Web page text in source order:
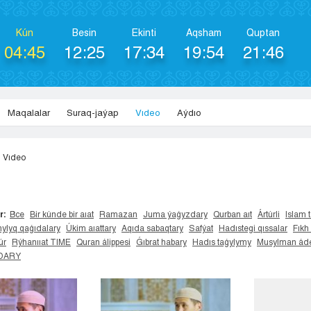
Kún
04:45
Besіn
12:25
Ekіntі
17:34
Aqsham
19:54
Quptan
21:46
Maqalalar Suraq-jaýap Vıdeo Aýdıo
Vıdeo
Все Bir kúnde bir aıat Ramazan Juma ýaǵyzdary Qurban aıt Ártúrli
Islam
qaǵıdalary Úkim aıattary Aqıda sabaqtary Safýat Hadıstegi qıssalar
Rýhanııat TIME Quran álippesi Ǵıbrat habary Hadıs taǵylymy Musylman